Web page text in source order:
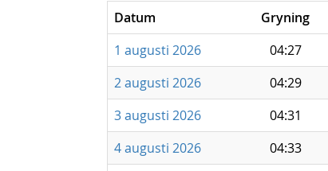
Datum Gryning
1 augusti 2026
04:27
2 augusti 2026
04:29
3 augusti 2026
04:31
4 augusti 2026
04:33